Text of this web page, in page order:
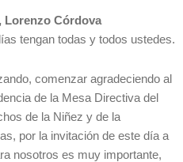
Lorenzo Córdova
tengan todas y todos ustedes.
comenzar agradeciendo al
de la Mesa Directiva del
de la Niñez y de la
por la invitación de este día a
nosotros es muy importante,